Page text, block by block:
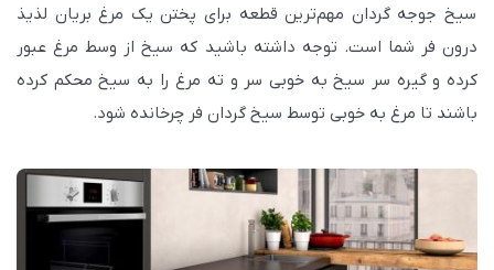
سیخ جوجه گردان مهم‌ترین قطعه برای پختن یک مرغ بریان لذیذ
درون فر شما است. توجه داشته باشید که سیخ از وسط مرغ عبور
کرده و گیره سر سیخ به خوبی سر و ته مرغ را به سیخ محکم کرده
باشند تا مرغ به خوبی توسط سیخ گردان فر چرخانده شود.